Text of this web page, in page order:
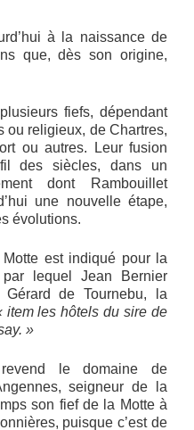
à la naissance de
que, dès son origine,
fiefs, dépendant
ou religieux, de Chartres,
ou autres. Leur fusion
fil des siècles, dans un
dont Rambouillet
une nouvelle étape,
évolutions.
est indiqué pour la
lequel Jean Bernier
de Tournebu, la
item les hôtels du sire de
»
le domaine de
seigneur de la
son fief de la Motte à
puisque c’est de